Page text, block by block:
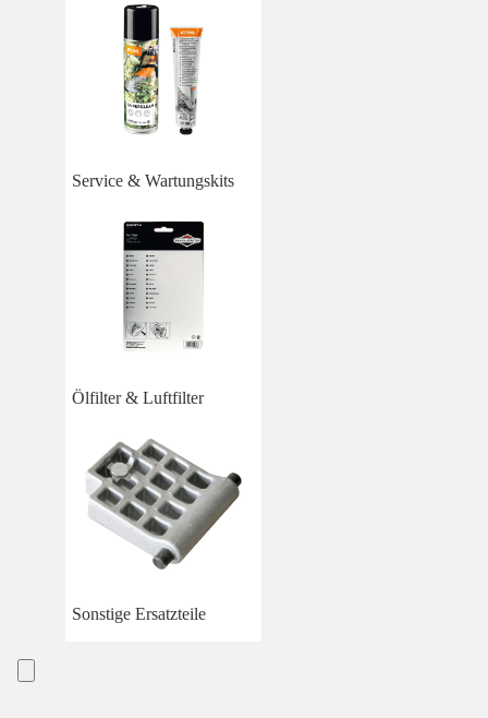
Service & Wartungskits
Ölfilter & Luftfilter
Sonstige Ersatzteile